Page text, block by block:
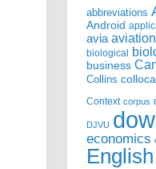
abbreviations
Android
avia aviation
biological
business
Collins
Context corpus
DJVU
economics
English